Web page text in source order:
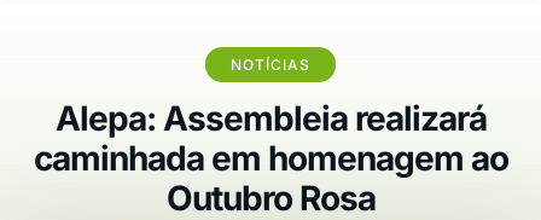
NOTÍCIAS
Alepa: Assembleia realizará
caminhada em homenagem ao
Outubro Rosa